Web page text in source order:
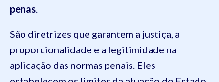
penas.
São diretrizes que garantem a justiça, a
proporcionalidade e a legitimidade na
aplicação das normas penais. Eles